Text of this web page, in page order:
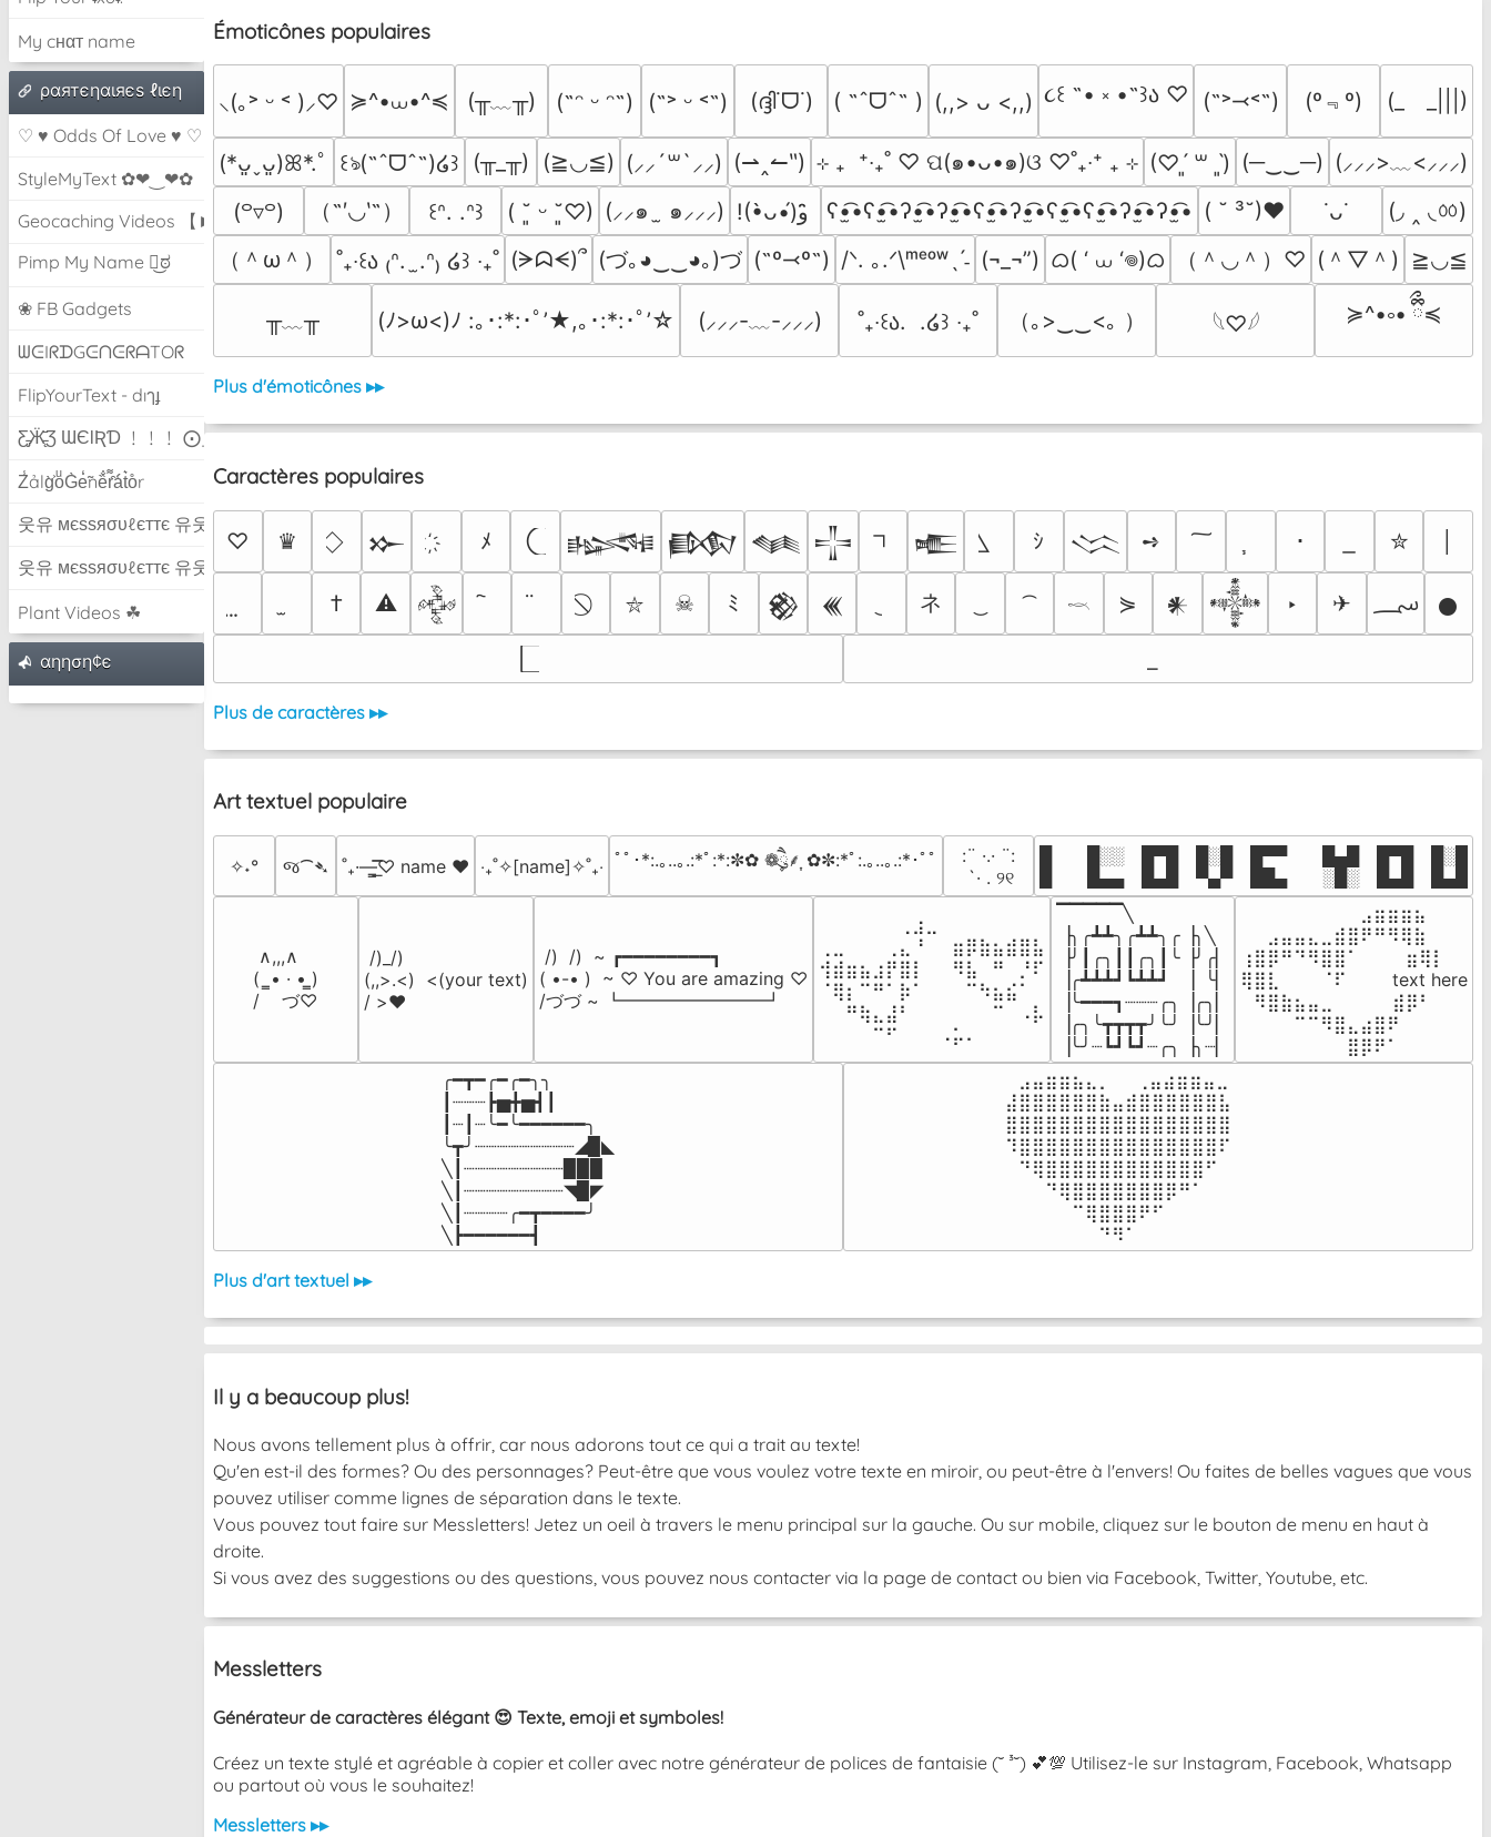
My cнαт name
ραятєηαιяєѕ ℓιєη
♡ ♥ Odds Of Love ♥ ♡
StyleMyText ✿❤‿❤✿
Geocaching Videos 【►】
Pimp My Name ಠ͜ಠ
❀ FB Gadgets
ᗯᕮIᖇᗪGᕮᑎᕮᖇᗩTOᖇ
FlipYourText - dıๅɟ
Ƹ̵̡Ӝ̵̨̄Ʒ ƜЄƖƦƊ ﹗﹗﹗ ⨀_⨀
Z̾ảlg̀͐oͧG̀e̒̃nȅ̐r͌̑á͑t͛o̊r
웃유 мєѕѕяσυℓєттє 유웃
웃유 мєѕѕяσυℓєттє 유웃
Plant Videos ☘
αηηση¢є
Émoticônes populaires
⸜(｡˃ ᵕ ˂ )⸝♡ ≽^•⩊•^≼ (╥﹏╥) (˶ᵔ ᵕ ᵔ˶) (˶˃ ᵕ ˂˶) (ദ്ദി˙ᗜ˙) ( ˶ˆᗜˆ˵ ) (,,> ᴗ <,,) ૮꒰ ˶• ༝ •˶꒱ა ♡ (˶˃⤙˂˶) (º﹃º) (_　_|||)
(*ᴗ͈ˬᴗ͈)ꕤ*.ﾟ ꒰ঌ(˶ˆᗜˆ˵)໒꒱ (╥_╥) (≧◡≦) (⸝⸝´꒳`⸝⸝) (⇀‸↼‶) ⊹ ₊  ⁺‧₊˚ ♡ ପ(๑•ᴗ•๑)ଓ ♡˚₊‧⁺ ₊ ⊹ (♡ˊ͈ ꒳ ˋ͈) (─‿‿─) (⸝⸝⸝>﹏<⸝⸝⸝)
(꒪▿꒪)
（˶′◡‵˶） ꒰ᐢ. .ᐢ꒱ ( ˘͈ ᵕ ˘͈♡) (⸝⸝๑  ̫ ๑⸝⸝⸝) ʕ•̫͡•ʕ•̫͡•ʔ•̫͡•ʔ•̫͡•ʕ•̫͡•ʔ•̫͡•ʕ•̫͡•ʕ•̫͡•ʔ•̫͡•ʔ•̫͡• ( ˘ ³˘)♥ ˙ᴗ˙
(◞ ‸ ◟ㆀ)
（＾ω＾）
˚₊‧꒰ა ₍ᐢ.  ̫.ᐢ₎ ໒꒱ ‧₊˚ (ᗒᗣᗕ)՞ (づ｡◕‿‿◕｡)づ (˶º⤙º˶) /ᐠ. ｡.ᐟ\ᵐᵉᵒʷˎˊ˗ (¬_¬”) ᜊ( ‘ ⩊ ‘𖦹)ᜊ （＾◡＾）♡ (＾▽＾) ≧◡≦
╥﹏╥ (ﾉ>ω<)ﾉ :｡･:*:･ﾟ’★,｡･:*:･ﾟ’☆ (⸝⸝⸝-﹏-⸝⸝⸝) ˚₊‧꒰ა.  .໒꒱ ‧₊˚ （｡>‿‿<｡ ） 𓆩♡𓆪 ≽^•༚• ྀིྀ≼
Plus d'émoticônes ▸▸
Caractères populaires
♡ ♛ 𒁍 ﾒ 𒈙 𒁃 𒈝 𒋲 𒍫 ｼ 𒈱 ➺ ･ ✮
† ⚠ 𒅒 ⛥ ☠ ﾐ 𒆙 𒌍 ネ 𓎖 ⋟ 𒀭 𒀱 ‣ ✈ ؄ 𒊹
Plus de caractères ▸▸
Art textuel populaire
✧˖° જ⁀➴ ˚₊·—̳͟͞͞♡ name ♥️ ‎‧₊˚✧[name]✧˚₊‧ ﾟﾟ･*:.｡..｡.:*ﾟ:*:✼✿ ❁ཻུ۪۪⸙͎ ✿✼:*ﾟ:.｡..｡.:*･ﾟﾟ
⠀:¨ ·.· ¨:⠀
⠀ `· . ୨୧⠀
█  █░░ █▀█ █░█ █▀▀  █▄█ █▀█ █░█
█  █▄▄ █▄█ ▀▄▀ ██▄  ░█░ █▄█ █▄█
∧,,,∧
(  ̳• · • ̳)
/    づ♡
/)_/)
(,,>.<)  <(your text)
/ >❤️
/)  /)  ~ ┏━━━━━━━━┓
( •-• )  ~ ♡ You are amazing ♡
/づづ ~ ┗━━━━━━━━┛
⠀⠀⠀⠀⠀⠀⢀⣰⣀⠀⠀⠀⠀⠀⠀⠀⠀
⢀⣀⠀⠀⠀⢀⣄⠘⠀⠀⣶⡿⣷⣦⣾⣿⣧
⢺⣾⣶⣦⣰⡟⣿⡇⠀⠀⠻⣧⠀⠛⠀⡘⠏
⠈⢿⡆⠉⠛⠁⡷⠁⠀⠀⠀⠉⠳⣦⣮⠁⠀
⠀⠀⠛⢷⣄⣼⠃⠀⠀⠀⠀⠀⠀⠉⠀⠠⡧
⠀⠀⠀⠀⠉⠋⠀⠀⠀⠠⡥⠄⠀⠀⠀⠀⠀
▔▔▔▔▔╲
▕╮╭┻┻╮╭┻┻╮╭▕╮╲
▕╯┃╭╮┃┃╭╮┃╰▕╯╭▏
▕╭┻┻┻┛┗┻┻┛  ▕  ╰▏
▕╰━━━┓┈┈┈╭╮▕╭╮▏
▕╭╮╰┳┳┳┳╯╰╯▕╰╯▏
▕╰╯┈┗┛┗┛┈╭╮▕╮┈▏
⠀⠀⠀⠀⠀⠀⠀⠀⠀⣠⣶⣶⣶⣦⠀⠀
⠀⠀⣠⣤⣤⣄⣀⣾⣿⠟⠛⠻⢿⣷⠀
⢰⣿⡿⠛⠙⠻⣿⣿⠁⠀⠀ ⠀⣶⢿⡇
⢿⣿⣇⠀⠀⠀⠈⠏⠀⠀⠀ text here
⠀⠻⣿⣷⣦⣤⣀⠀⠀⠀ ⠀⣾⡿⠃⠀
⠀⠀⠀⠀⠉⠉⠻⣿⣄⣴⣿⠟⠀⠀⠀
⠀⠀⠀⠀⠀⠀⠀⠀⣿⡿⠟⠁⠀⠀⠀
╭━┳━╭━╭━╮╮
┃┈┈┈┣▅╋▅┫┃
┃┈┃┈╰━╰━━━━━━╮
╰┳╯┈┈┈┈┈┈┈┈┈◢▉◣
╲┃┈┈┈┈┈┈┈┈┈▉▉▉
╲┃┈┈┈┈┈┈┈┈┈◥▉◤
╲┃┈┈┈┈╭━┳━━━━╯
╲┣━━━━━━┫﻿
⠀⣠⣤⣶⣶⣦⣄⡀  ⠀⢀⣤⣴⣶⣶⣤⣀⠀
⣼⣿⣿⣿⣿⣿⣿⣷⣤⣾⣿⣿⣿⣿⣿⣿⣧
⣿⣿⣿⣿⣿⣿⣿⣿⣿⣿⣿⣿⣿⣿⣿⣿⣿
⠹⣿⣿⣿⣿⣿⣿⣿⣿⣿⣿⣿⣿⣿⣿⣿⠏
⠀⠙⢿⣿⣿⣿⣿⣿⣿⣿⣿⣿⣿⣿⣿⠋⠀
⠀⠀⠀⠙⢿⣿⣿⣿⣿⣿⣿⣿⡿⠛⠁⠀⠀
⠀⠀⠀⠀⠀⠉⢿⣿⣿⣿⠟⠋⠀⠀⠀⠀⠀
⠀⠀⠀⠀⠀⠀⠀⠙⠻⠁⠀⠀⠀⠀⠀⠀⠀⠀⠀⠀⠀⠀⠀
Plus d'art textuel ▸▸
Il y a beaucoup plus!
Nous avons tellement plus à offrir, car nous adorons tout ce qui a trait au texte!
Qu'en est-il des formes? Ou des personnages? Peut-être que vous voulez votre texte en miroir, ou peut-être à l'envers! Ou faites de belles vagues que vous
pouvez utiliser comme lignes de séparation dans le texte.
Vous pouvez tout faire sur Messletters! Jetez un oeil à travers le menu principal sur la gauche. Ou sur mobile, cliquez sur le bouton de menu en haut à
droite.
Si vous avez des suggestions ou des questions, vous pouvez nous contacter via la page de contact ou bien via Facebook, Twitter, Youtube, etc.
Messletters
Générateur de caractères élégant 😍 Texte, emoji et symboles!
Créez un texte stylé et agréable à copier et coller avec notre générateur de polices de fantaisie (˘ ³˘) 💕💯 Utilisez-le sur Instagram, Facebook, Whatsapp
ou partout où vous le souhaitez!
Messletters ▸▸